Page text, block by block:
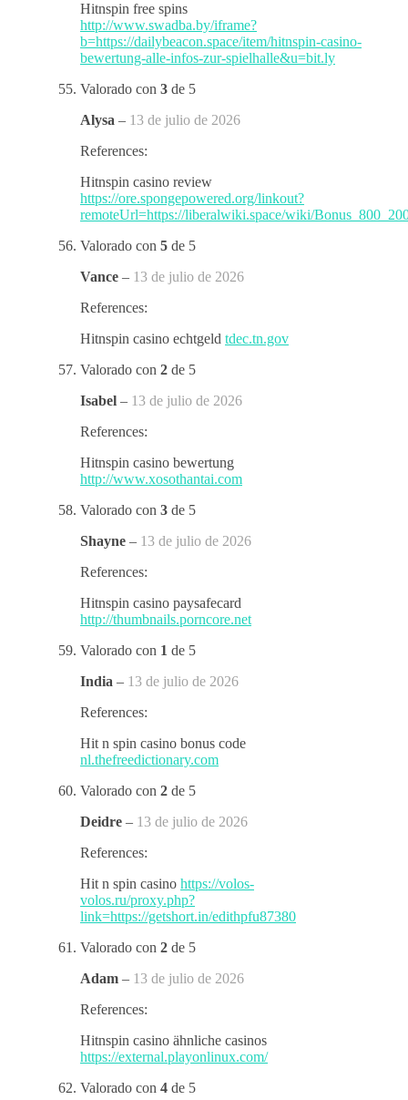
Hitnspin free spins
http://www.swadba.by/iframe?
b=https://dailybeacon.space/item/hitnspin-casino-
bewertung-alle-infos-zur-spielhalle&u=bit.ly
Valorado con 3 de 5
Alysa – 13 de julio de 2026
References:
Hitnspin casino review
https://ore.spongepowered.org/linkout?
remoteUrl=https://liberalwiki.space/wiki/
Valorado con 5 de 5
Vance – 13 de julio de 2026
References:
Hitnspin casino echtgeld tdec.tn.gov
Valorado con 2 de 5
Isabel – 13 de julio de 2026
References:
Hitnspin casino bewertung
http://www.xosothantai.com
Valorado con 3 de 5
Shayne – 13 de julio de 2026
References:
Hitnspin casino paysafecard
http://thumbnails.porncore.net
Valorado con 1 de 5
India – 13 de julio de 2026
References:
Hit n spin casino bonus code
nl.thefreedictionary.com
Valorado con 2 de 5
Deidre – 13 de julio de 2026
References:
Hit n spin casino https://volos-
volos.ru/proxy.php?
link=https://getshort.in/edithpfu87380
Valorado con 2 de 5
Adam – 13 de julio de 2026
References:
Hitnspin casino ähnliche casinos
https://external.playonlinux.com/
Valorado con 4 de 5